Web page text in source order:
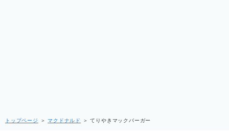
トップページ ＞マクドナルド ＞てりやきマックバーガー